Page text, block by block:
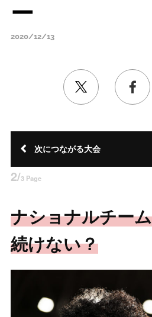
ー
2020/12/13
次につながる大会
2/3 Page
ナショナルチー
続けない？